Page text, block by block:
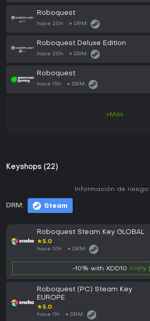
Roboquest
hace 20h DRM:
Roboquest Deluxe Edition
hace 20h DRM:
Roboquest
hace 15h DRM:
+Más
Keyshops (22)
DRM: Steam
Información de riesgo:
Roboquest Steam Key GLOBAL
★5.0
hace 10h DRM:
-10% with XDD10 copy
Roboquest (PC) Steam Key
EUROPE
★5.0
hace 11h DRM: